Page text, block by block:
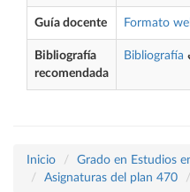
Guía docente Formato
Bibliografía
recomendada
Bibliografía
Inicio
Grado en Estudios
Asignaturas del plan 470